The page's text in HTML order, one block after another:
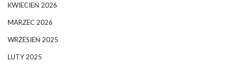
KWIECIEŃ 2026
MARZEC 2026
WRZESIEŃ 2025
LUTY 2025